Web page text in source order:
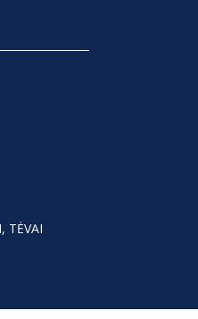
TĖVAI